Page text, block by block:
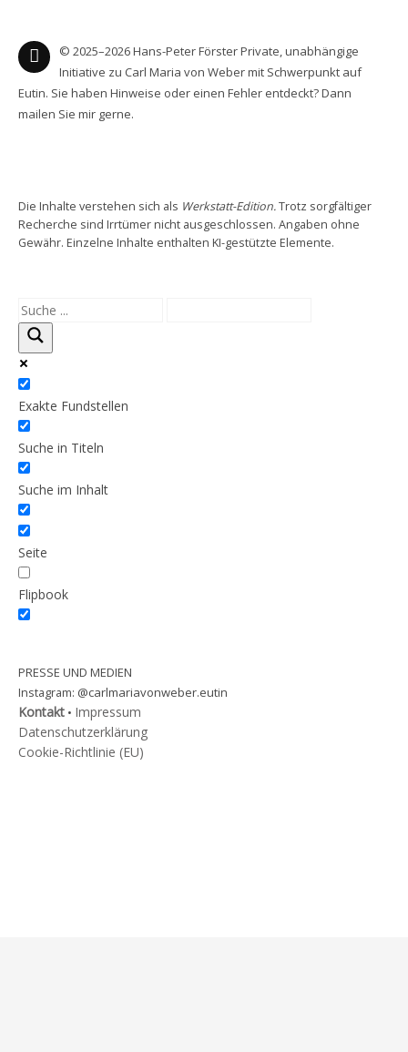
© 2025–2026 Hans-Peter Förster Private, unabhängige
Initiative zu Carl Maria von Weber mit Schwerpunkt auf
Eutin. Sie haben Hinweise oder einen Fehler entdeckt? Dann
mailen Sie mir gerne.
Die Inhalte verstehen sich als Werkstatt-Edition.Trotz sorgfältiger
Recherche sind Irrtümer nicht ausgeschlossen. Angaben ohne
Gewähr. Einzelne Inhalte enthalten KI-gestützte Elemente.
Exakte Fundstellen
Suche in Titeln
Suche im Inhalt
Seite
Flipbook
PRESSE UND MEDIEN
Instagram: @carlmariavonweber.eutin
Kontakt • Impressum
Datenschutzerklärung
Cookie-Richtlinie (EU)